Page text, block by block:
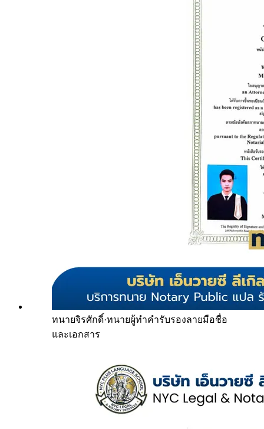
ทนายจิรศักดิ์·ทนายผู้ทำคำรับรองลายมือชื่อ
และเอกสาร